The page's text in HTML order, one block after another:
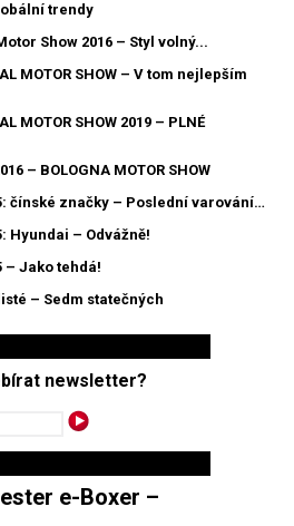
trendy
Show 2016 – Styl volný...
MOTOR SHOW – V tom nejlepším
MOTOR SHOW 2019 – PLNÉ
– BOLOGNA MOTOR SHOW
čínské značky – Poslední varování…
Hyundai – Odvážně!
– Jako tehdá!
– Sedm statečných
newsletter?
e-Boxer –